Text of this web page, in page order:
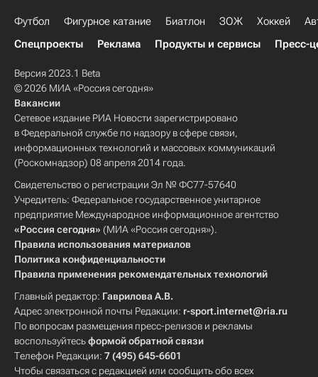
Футбол Фигурное катание Биатлон ЗОЖ Хоккей
Спецпроекты
Реклама Продукты и сервисы Пресс-
Версия 2023.1 Beta
© 2026 МИА «Россия сегодня»
Вакансии
Сетевое издание РИА Новости зарегистрировано
в Федеральной службе по надзору в сфере связи,
информационных технологий и массовых коммуникаций
(Роскомнадзор) 08 апреля 2014 года.
Свидетельство о регистрации Эл № ФС77-57640
Учредитель: Федеральное государственное унитарное
предприятие Международное информационное агентство
«Россия сегодня» (МИА «Россия сегодня»).
Правила использования материалов
Политика конфиденциальности
Правила применения рекомендательных технологий
Главный редактор: Гаврилова А.В.
Адрес электронной почты Редакции: r-sport.internet@ria.ru
По вопросам размещения пресс-релизов и рекламы
воспользуйтесьформой обратной связи
Телефон Редакции: 7 (495) 645-6601
Чтобы связаться с редакцией или сообщить обо всех